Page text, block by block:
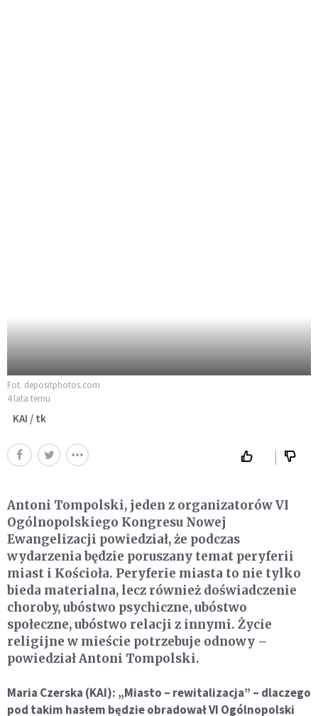
Fot. depositphotos.com
4 lata temu
KAI / tk
Antoni Tompolski, jeden z organizatorów VI
Ogólnopolskiego Kongresu Nowej
Ewangelizacji powiedział, że podczas
wydarzenia będzie poruszany temat peryferii
miast i Kościoła. Peryferie miasta to nie tylko
bieda materialna, lecz również doświadczenie
choroby, ubóstwo psychiczne, ubóstwo
społeczne, ubóstwo relacji z innymi. Życie
religijne w mieście potrzebuje odnowy –
powiedział Antoni Tompolski.
Maria Czerska (KAI): „Miasto – rewitalizacja” – dlaczego
pod takim hasłem będzie obradował VI Ogólnopolski